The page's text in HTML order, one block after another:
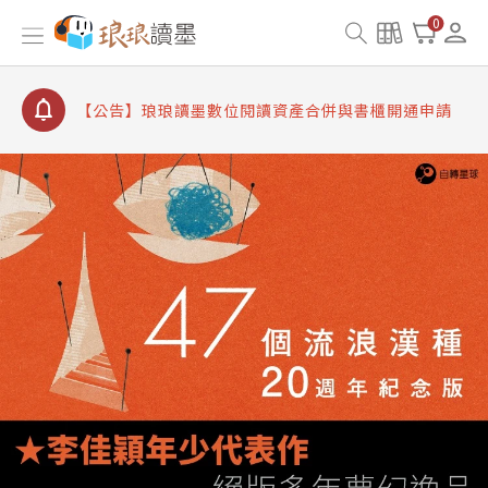
0
【公告】8/10、8/13 行動網路降速演練提醒
【公告】琅琅讀墨數位閱讀資產合併與書櫃開通申請
【公告】琅琅讀墨書櫃開通常見問題
請圖文教學
【公告】琅琅書店服務升級重要說明及資產合併結果
查詢
【公告】8/10、8/13 行動網路降速演練提醒